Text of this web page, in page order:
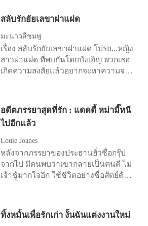
กล้าดียังไงมาพูดกับเจ้าของบริษัทนี้ด้วย
ด้วยคำโกหกที่แสนโหดร้ายเพื่อให้เขามี
เปลี่ยนเขาให้กลายเป็นปีศาจ และตอนนี้
เขาก็คืออาวุธที่กำลังจะถูกใช้เพื่อทำลาย
ฉันให้ย่อยยับ เพื่อปกป้องลูกสาว ฉันยอม
สละเงินค่ารักษาที่อาจช่วยยืดชีวิตฉัน
ใหม่ที่ชั้นบนของโรงพยาบาล ฉันกลับ
นอนตายอย่างเดียวดายบนเตียงผู้ป่วย
แต่ฉันได้ทิ้งจดหมายไว้ให้เขาฉบับหนึ่ง
จดหมายที่จะแผดเผาโลกอันสมบูรณ์แบบ
ของเขาให้มอดไหม้เป็นเถ้าถ่าน
อย่างสดใส ไร้รอยแผลเป็น อยู่ระหว่างพี่
ฉันถูกแลกกับจมูกใหม่ของเธอกับทริป
เที่ยวทะเล และแล้วโทรศัพท์ก็ดังขึ้น
โครงการวิจัยทางการแพทย์ลับสุดยอด
ระยะเวลาสิบห้าปี ห้ามติดต่อกับโลก
สุดท้าย ฉันเก็บของใส่กระเป๋าใบเดียว ทิ้ง
หลักฐานคำโกหกของเอวาไว้บนโต๊ะให้พี่
ชายดู แล้วเดินจากไปตลอดกาล
หยิบยื่นผลงานทั้งชีวิตของฉันไปให้เธอ
เขาบอกว่าเธอต้องการมันมากกว่า จาก
นั้นเขาก็บังคับให้ฉันเป็นพี่เลี้ยงให้เธอ
ปล่อยให้เธอรับหน้าเอาผลงานของฉันไป
เป็นของตัวเอง ระหว่างการถ่ายทำ
โปรโมตโปรเจกต์ เขายืนมองเฉยๆ ปล่อย
ตบเธอกลับ เขาก็ไล่ฉันออกจากงานและ
ขึ้นบัญชีดำฉันจากทั้งวงการ แต่เขายัง
ไม่หยุดแค่นั้น เขาผลักฉันล้มลงกับพื้น
ฉันกำลังตั้งท้องลูกของเขา ตอนที่นอน
อยู่บนพื้นโรงพยาบาลอันเย็นเฉียบ ฉัน
ตัดสินใจแล้ว ฉันพาลูกในท้องของฉัน
คนเป็นเหมือนวิญญาณที่ไร้ตัวตน
สลับรักยัยเลขาฝาแฝด
มะนาวสีชมพู
เรื่อง สลับรักยัยเลขาฝาแฝด โปรย...หญิง
สาวฝาแฝด ที่พบกันโดยบังเอิญ พวกเธอ
เกิดความสงสัยแล้วอยากจะหาความจริง
วัชรจิรกุล (กรีน) อายุ 26 ปี ลูกสาวคน
เดียวของคุณภูมิพัฒน์ กับ คุณศิริวรรณ
เรียนจบมาจาก เยอรมัน แต่ด้วยที่ว่าเธอ
เป็นลูกสาวคนเดียว จึงต้องมาเรียนรู้งาน
ในไร่กาแฟ ตอนแรก เธอก็อยากจะไปหา
ประสบการณ์ ในสิ่งที่ตัวเองเรียนมา แต่ก็
ถูกผู้เป็นมารดาขอร้องให้มาช่วยงานคุณ
พ่อซะก่อน เพราะพ่อของเธอก็อายุมาก
เป็นทุกสิ่งทุกอย่างของครอบครัวเธอ และ
อดีตภรรยาสุดที่รัก : แดดดี้ หม่ามี๊หนี
ไปอีกแล้ว
Louie Joanes
หลังจากภรรยาของประธานฮั่วซื่อกรุ๊ป
จากไป มีคนพบว่าเขากลายเป็นคนดี ไม่
เจ้าชู้มากใจอีก ใช้ชีวิตอย่างซื่อสัตย์ด้วย
“คุณฮั่ว ให้ฉันตรวจดูอาการให้คุณไหม
คะ？ ” คุณฮั่วมองด้วยใบหน้าที่เล่าลือว่า
ทิ้งหมั้นเพื่อรักเก่า งั้นฉันแต่งงานใหม่